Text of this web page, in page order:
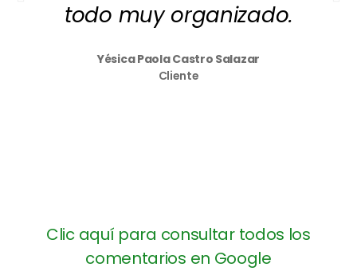
todo muy organizado.
Yésica Paola Castro Salazar
Cliente
Clic aquí para consultar todos los
comentarios en Google